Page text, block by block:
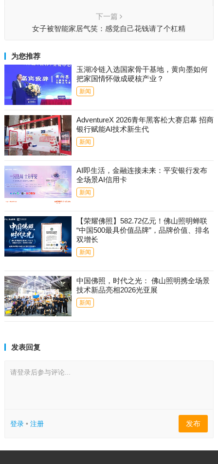
下一篇
女子被智能家居气笑：感觉自己花钱请了个杠精
为您推荐
玉湖冷链入选国家骨干基地，黄向墨如何
把家国情怀做成硬核产业？
新闻
AdventureX 2026青年黑客松大赛启幕 招商
银行赋能AI技术新生代
新闻
AI即生活，金融连接未来：平安银行发布
全场景AI信用卡
新闻
【荣耀佛照】582.72亿元！佛山照明蝉联
“中国500最具价值品牌”，品牌价值、排名
双增长
新闻
中国佛照，时代之光： 佛山照明携全场景
技术新品亮相2026光亚展
新闻
发表回复
请登录后参与评论...
登录• 注册 发布